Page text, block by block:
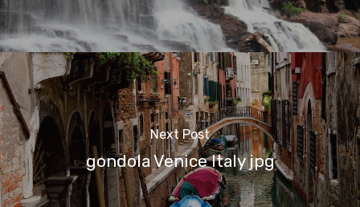
Next Post
gondola Venice Italy jpg